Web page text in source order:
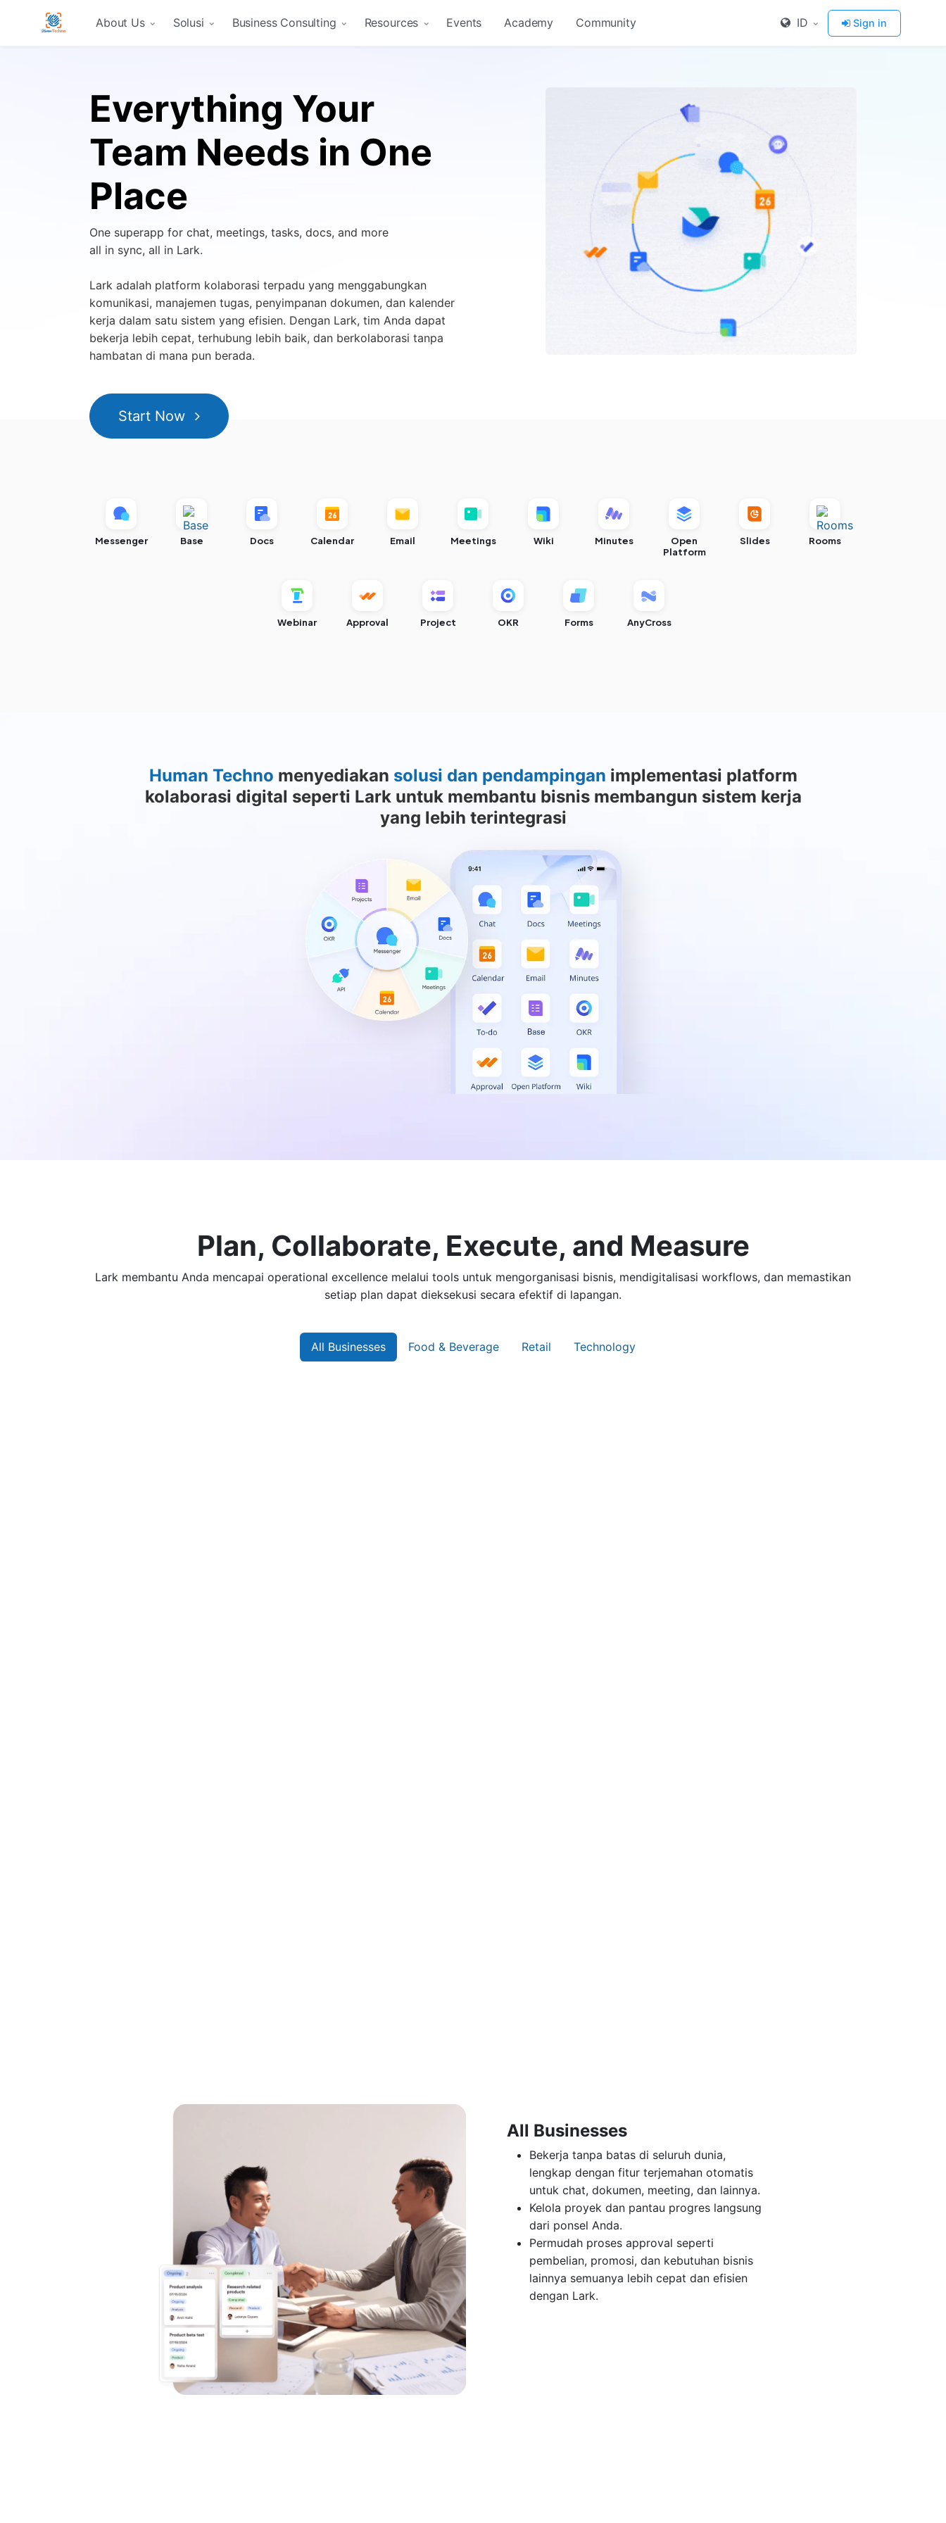
About Us
Solusi Business Consulting Resources Events Academy Community ID Sign in
Everything Your
Team Needs in One
Place
One superapp for chat, meetings, tasks, docs, and more
all in sync, all in Lark.
Lark adalah platform kolaborasi terpadu yang menggabungkan
komunikasi, manajemen tugas, penyimpanan dokumen, dan kalender
kerja dalam satu sistem yang efisien. Dengan Lark, tim Anda dapat
bekerja lebih cepat, terhubung lebih baik, dan berkolaborasi tanpa
hambatan di mana pun berada.
Start Now
Messenger Base Docs Calendar Email Meetings Wiki Minutes
Open
Platform
Slides Rooms
Webinar Approval Project OKR Forms AnyCross
​Human Techno menyediakan solusi dan pendampingan implementasi platform
kolaborasi digital seperti Lark untuk membantu bisnis membangun sistem kerja
yang lebih terintegrasi
Plan, Collaborate, Execute, and Measure
Lark membantu Anda mencapai operational excellence melalui tools untuk mengorganisasi bisnis, mendigitalisasi workflows, dan memastikan
setiap plan dapat dieksekusi secara efektif di lapangan.
All Businesses Food & Beverage Retail Technology
All Businesses
Bekerja tanpa batas di seluruh dunia,
lengkap dengan fitur terjemahan otomatis
untuk chat, dokumen, meeting, dan lainnya.
Kelola proyek dan pantau progres langsung
dari ponsel Anda.
Permudah proses approval seperti
pembelian, promosi, dan kebutuhan bisnis
lainnya semuanya lebih cepat dan efisien
dengan Lark.